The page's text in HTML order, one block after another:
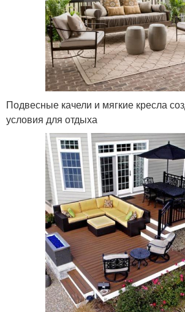
Подвесные качели и мягкие кресла
условия для отдыха